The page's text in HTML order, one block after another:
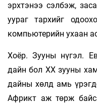
эрхтэнээ сэлбэж,
уураг тархийг
компьютерийн ухаан
Хоёр. Зууны нүгэл.
дайн бол ХХ зууны
дайны хөлд амь
Африкт аж төрж